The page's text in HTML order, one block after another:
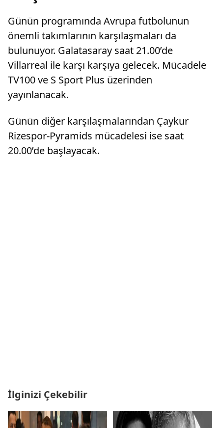
Günün programında Avrupa futbolunun
önemli takımlarının karşılaşmaları da
bulunuyor. Galatasaray saat 21.00’de
Villarreal ile karşı karşıya gelecek. Mücadele
TV100 ve S Sport Plus üzerinden
yayınlanacak.
Günün diğer karşılaşmalarından Çaykur
Rizespor-Pyramids mücadelesi ise saat
20.00’de başlayacak.
İlginizi Çekebilir